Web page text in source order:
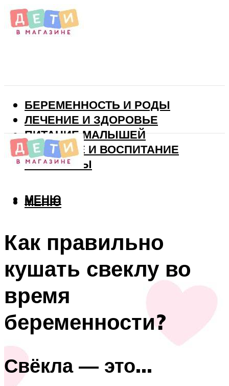
БЕРЕМЕННОСТЬ И РОДЫ
ЛЕЧЕНИЕ И ЗДОРОВЬЕ
ПИТАНИЕ МАЛЫШЕЙ
РАЗВИТИЕ И ВОСПИТАНИЕ
ВИТАМИНЫ
МЕНЮ
МЕНЮ
Как правильно
кушать свеклу во
время
беременности?
Свёкла — это…